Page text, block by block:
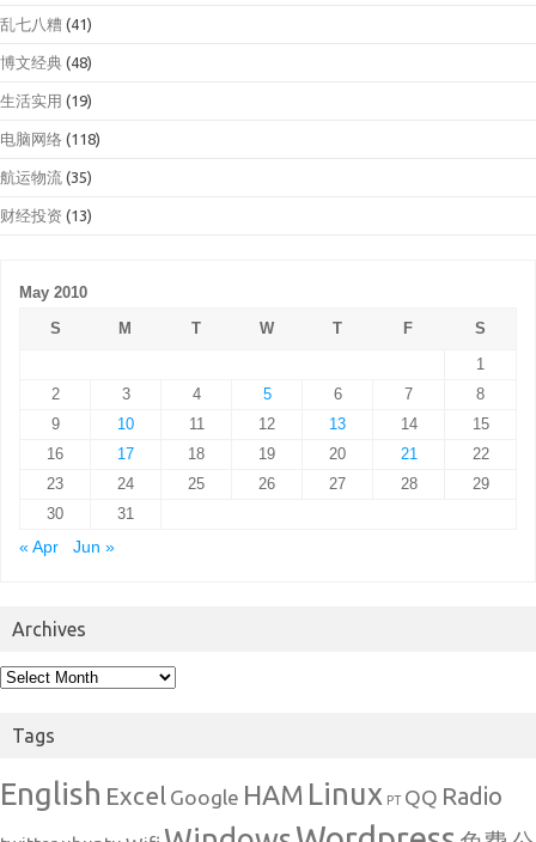
乱七八糟 (41)
博文经典 (48)
生活实用 (19)
电脑网络 (118)
航运物流 (35)
财经投资 (13)
May 2010
S
M T W T F
S
1
2
3 4 5 6 7
8
9
10 11 12 13 14
15
16
17 18 19 20 21
22
23
24 25 26 27 28
29
30
31
« Apr
Jun »
Archives
Archives
Tags
English Excel Google HAM Linux PT QQ Radio